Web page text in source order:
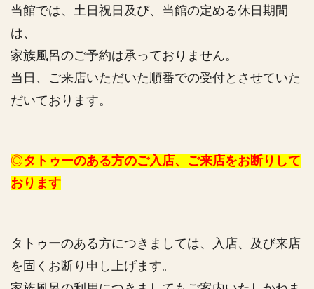
当館では、土日祝日及び、当館の定める休日期間
は、
家族風呂のご予約は承っておりません。
当日、ご来店いただいた順番での受付とさせていた
だいております。
◎タトゥーのある方のご入店、ご来店をお断りして
おります
タトゥーのある方につきましては、入店、及び来店
を固くお断り申し上げます。